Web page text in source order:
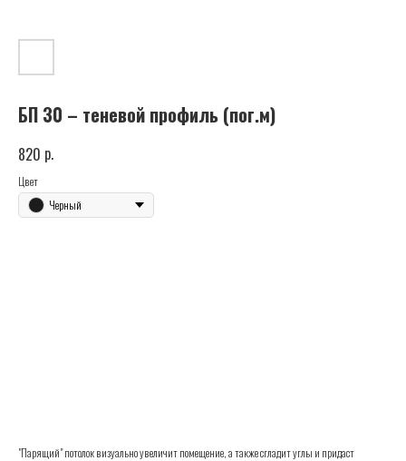
БП 30 – теневой профиль (пог.м)
820 р.
Цвет
Черный
"Парящий" потолок визуально увеличит помещение, а также сгладит углы и придаст